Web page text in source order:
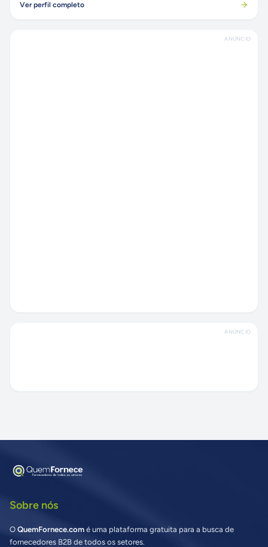
Ver perfil completo
ANÚNCIO
ANÚNCIO
Sobre nós
O QuemFornece.com é uma plataforma gratuita para a busca de
fornecedores B2B de todos os setores.